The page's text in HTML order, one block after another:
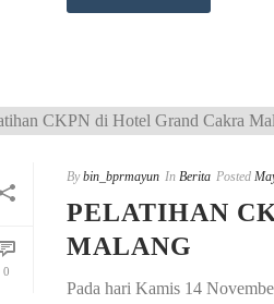
0
By bin_bprmayun In Berita Posted
PELATIHAN
MALANG
Pada hari Kamis 14